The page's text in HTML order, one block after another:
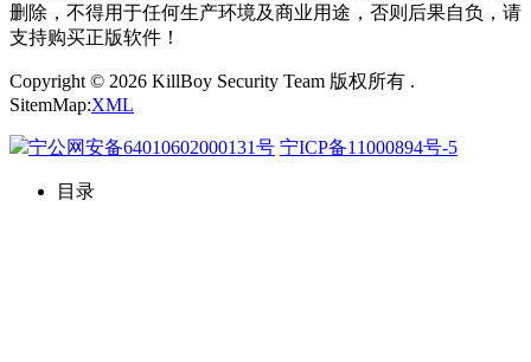
删除，不得用于任何生产环境及商业用途，否则后果自负，请
支持购买正版软件！
Copyright © 2026 KillBoy Security Team 版权所有 .
SitemMap:XML
宁公网安备64010602000131号 宁ICP备11000894号-5
目录